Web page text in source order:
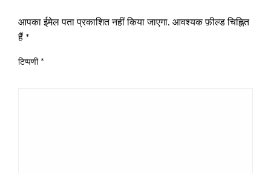
आपका ईमेल पता प्रकाशित नहीं किया जाएगा. आवश्यक फ़ील्ड चिह्नित
हैं *
टिप्पणी *